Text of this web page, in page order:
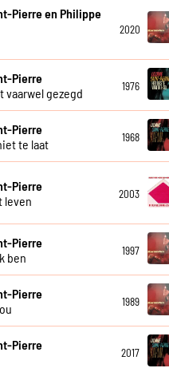
Pierre en Philippe
2020
Pierre
vaarwel gezegd
1976
Pierre
te laat
1968
Pierre
leven
2003
Pierre
ben
1997
Pierre
1989
Pierre
2017